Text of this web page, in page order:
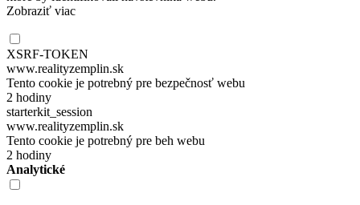
Zobraziť viac
XSRF-TOKEN
www.realityzemplin.sk
Tento cookie je potrebný pre bezpečnosť webu
2 hodiny
starterkit_session
www.realityzemplin.sk
Tento cookie je potrebný pre beh webu
2 hodiny
Analytické